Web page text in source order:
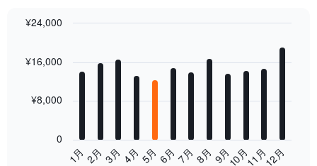
with
1月 2月 3月 4月 5月 6月7月 8月 9月10月11月12月
0
¥8,000
¥16,000
¥24,000